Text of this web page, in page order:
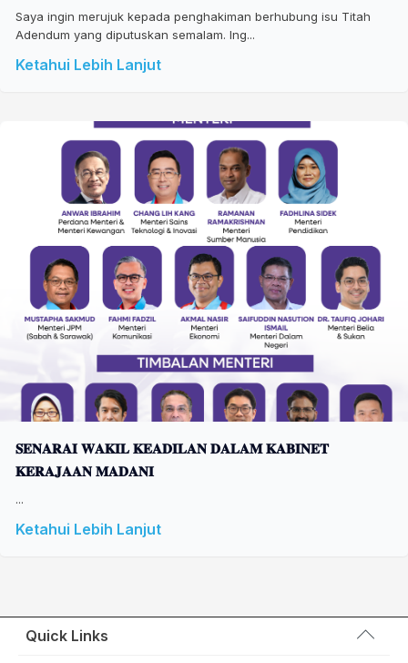
Saya ingin merujuk kepada penghakiman berhubung isu Titah
Adendum yang diputuskan semalam. Ing...
Ketahui Lebih Lanjut
𝐒𝐄𝐍𝐀𝐑𝐀𝐈 𝐖𝐀𝐊𝐈𝐋 𝐊𝐄𝐀𝐃𝐈𝐋𝐀𝐍 𝐃𝐀𝐋𝐀𝐌 𝐊𝐀𝐁𝐈𝐍𝐄𝐓
𝐊𝐄𝐑𝐀𝐉𝐀𝐀𝐍 𝐌𝐀𝐃𝐀𝐍𝐈
...
Ketahui Lebih Lanjut
Quick Links